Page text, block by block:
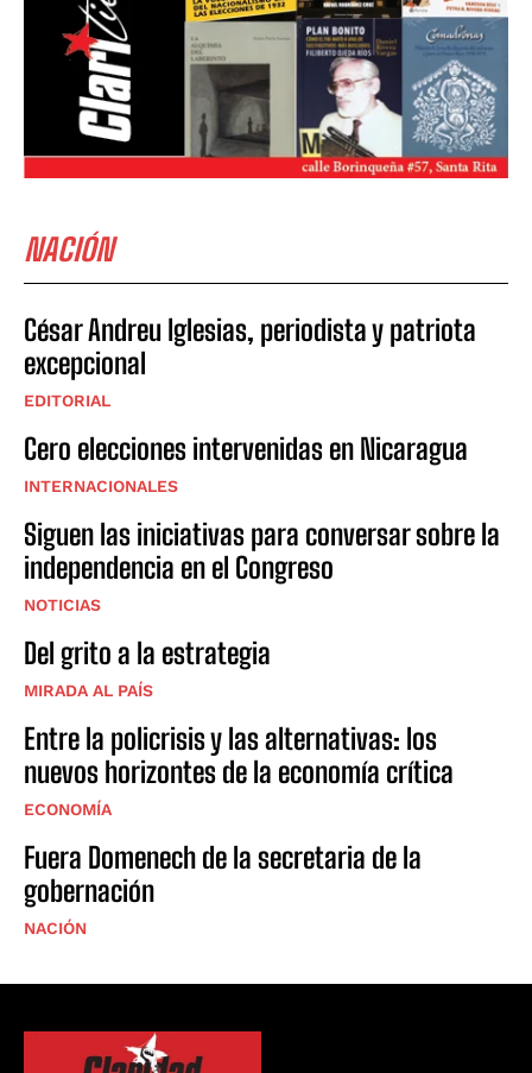
NACIÓN
César Andreu Iglesias, periodista y patriota
excepcional
EDITORIAL
Cero elecciones intervenidas en Nicaragua
INTERNACIONALES
Siguen las iniciativas para conversar sobre la
independencia en el Congreso
NOTICIAS
Del grito a la estrategia
MIRADA AL PAÍS
Entre la policrisis y las alternativas: los
nuevos horizontes de la economía crítica
ECONOMÍA
Fuera Domenech de la secretaria de la
gobernación
NACIÓN